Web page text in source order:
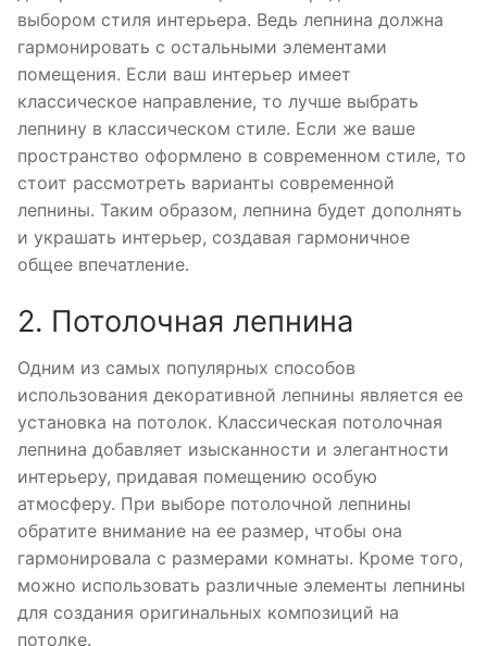
выбором стиля интерьера. Ведь лепнина должна
гармонировать с остальными элементами
помещения. Если ваш интерьер имеет
классическое направление, то лучше выбрать
лепнину в классическом стиле. Если же ваше
пространство оформлено в современном стиле, то
стоит рассмотреть варианты современной
лепнины. Таким образом, лепнина будет дополнять
и украшать интерьер, создавая гармоничное
общее впечатление.
2. Потолочная лепнина
Одним из самых популярных способов
использования декоративной лепнины является ее
установка на потолок. Классическая потолочная
лепнина добавляет изысканности и элегантности
интерьеру, придавая помещению особую
атмосферу. При выборе потолочной лепнины
обратите внимание на ее размер, чтобы она
гармонировала с размерами комнаты. Кроме того,
можно использовать различные элементы лепнины
для создания оригинальных композиций на
потолке.